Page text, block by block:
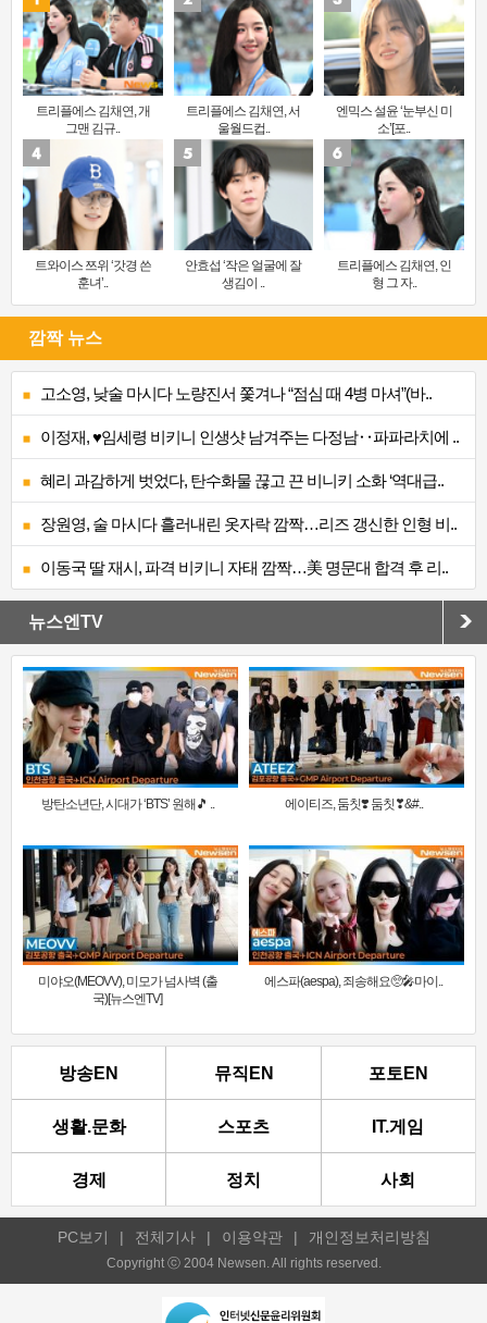
트리플에스 김채연, 개
그맨 김규..
트리플에스 김채연, 서
울월드컵..
엔믹스 설윤 ‘눈부신 미
소’[포..
트와이스 쯔위 ‘갓경 쓴
훈녀’..
안효섭 ‘작은 얼굴에 잘
생김이 ..
트리플에스 김채연, 인
형 그 자..
깜짝 뉴스
고소영, 낮술 마시다 노량진서 쫓겨나 “점심 때 4병 마셔”(바..
이정재, ♥임세령 비키니 인생샷 남겨주는 다정남‥파파라치에 ..
혜리 과감하게 벗었다, 탄수화물 끊고 끈 비니키 소화 ‘역대급..
장원영, 술 마시다 흘러내린 옷자락 깜짝…리즈 갱신한 인형 비..
이동국 딸 재시, 파격 비키니 자태 깜짝…美 명문대 합격 후 리..
뉴스엔TV
방탄소년단, 시대가 ‘BTS’ 원해🎵 .. 에이티즈, 둠칫❣️ 둠칫❣&#..
미야오(MEOVV), 미모가 넘사벽 (출
국)[뉴스엔TV]
에스파(aespa), 죄송해요🥺🎤마이..
방송EN 뮤직EN 포토EN
생활.문화 스포츠 IT.게임
경제 정치 사회
PC보기 | 전체기사 | 이용약관 | 개인정보처리방침
Copyright ⓒ 2004 Newsen. All rights reserved.